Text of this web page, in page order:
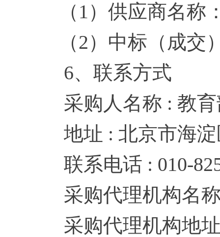
（1）供应商名称：
（2）中标（成交）
6、联系方式
采购人名称 : 教育
地址 : 北京市海淀
联系电话 : 010-
采购代理机构名称
采购代理机构地址